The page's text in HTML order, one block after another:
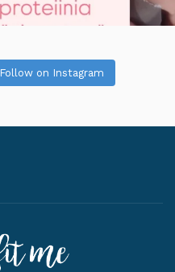
Follow on Instagram